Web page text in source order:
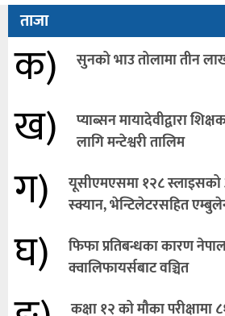
ताजा
क) सुनको भाउ तोलामा तीन
ख)
प्याब्सन मायादेवीद्वारा
लागि मन्टेश्वरी तालिम
ग)
यूसीएमएसमा १२८ स्लाइसको
स्क्यान, भेन्टिलेटरसहित
घ)
फिफा प्रतिबन्धका कारण
क्वालिफायर्सबाट वञ्चित
कक्षा १२ को मौका परीक्षामा